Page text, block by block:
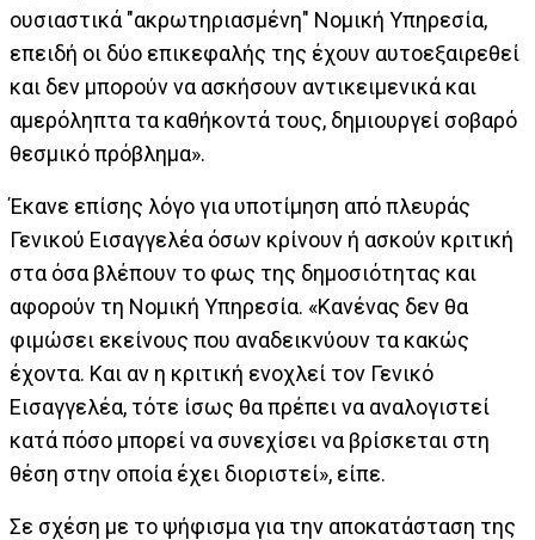
ουσιαστικά "ακρωτηριασμένη" Νομική Υπηρεσία,
επειδή οι δύο επικεφαλής της έχουν αυτοεξαιρεθεί
και δεν μπορούν να ασκήσουν αντικειμενικά και
αμερόληπτα τα καθήκοντά τους, δημιουργεί σοβαρό
θεσμικό πρόβλημα».
Έκανε επίσης λόγο για υποτίμηση από πλευράς
Γενικού Εισαγγελέα όσων κρίνουν ή ασκούν κριτική
στα όσα βλέπουν το φως της δημοσιότητας και
αφορούν τη Νομική Υπηρεσία. «Κανένας δεν θα
φιμώσει εκείνους που αναδεικνύουν τα κακώς
έχοντα. Και αν η κριτική ενοχλεί τον Γενικό
Εισαγγελέα, τότε ίσως θα πρέπει να αναλογιστεί
κατά πόσο μπορεί να συνεχίσει να βρίσκεται στη
θέση στην οποία έχει διοριστεί», είπε.
Σε σχέση με το ψήφισμα για την αποκατάσταση της